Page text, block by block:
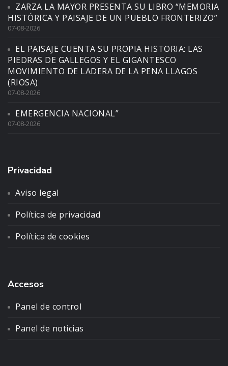
ZARZA LA MAYOR PRESENTA SU LIBRO “MEMORIA
HISTÓRICA Y PAISAJE DE UN PUEBLO FRONTERIZO”
07-08-2026
EL PAISAJE CUENTA SU PROPIA HISTORIA: LAS
PIEDRAS DE GALLEGOS Y EL GIGANTESCO
MOVIMIENTO DE LADERA DE LA PENA LLAGOS
(RIOSA)
07-08-2026
EMERGENCIA NACIONAL”
07-08-2026
Privacidad
Aviso legal
Política de privacidad
Política de cookies
Accesos
Panel de control
Panel de noticias